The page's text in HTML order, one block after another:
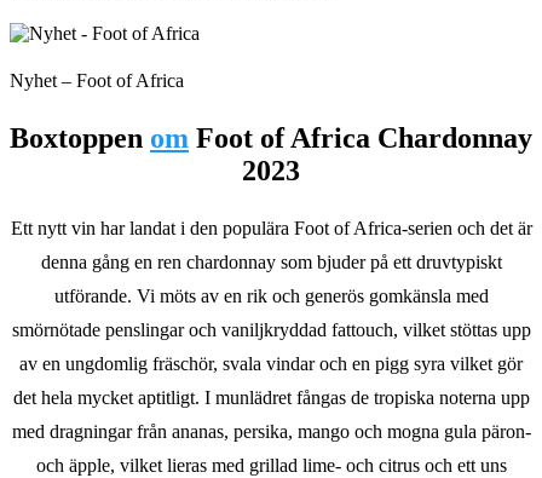
Nyhet – Foot of Africa
Boxtoppen om Foot of Africa Chardonnay
2023
Ett nytt vin har landat i den populära Foot of Africa-serien och det är
denna gång en ren chardonnay som bjuder på ett druvtypiskt
utförande. Vi möts av en rik och generös gomkänsla med
smörnötade penslingar och vaniljkryddad fattouch, vilket stöttas upp
av en ungdomlig fräschör, svala vindar och en pigg syra vilket gör
det hela mycket aptitligt. I munlädret fångas de tropiska noterna upp
med dragningar från ananas, persika, mango och mogna gula päron-
och äpple, vilket lieras med grillad lime- och citrus och ett uns